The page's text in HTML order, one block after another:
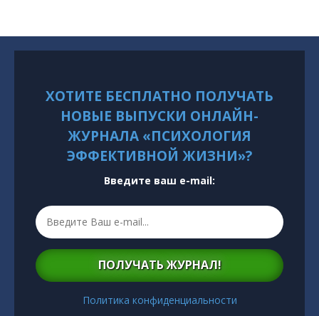
ХОТИТЕ БЕСПЛАТНО ПОЛУЧАТЬ
НОВЫЕ ВЫПУСКИ ОНЛАЙН-
ЖУРНАЛА «ПСИХОЛОГИЯ
ЭФФЕКТИВНОЙ ЖИЗНИ»?
Введите ваш e-mail:
ПОЛУЧАТЬ ЖУРНАЛ!
Политика конфиденциальности